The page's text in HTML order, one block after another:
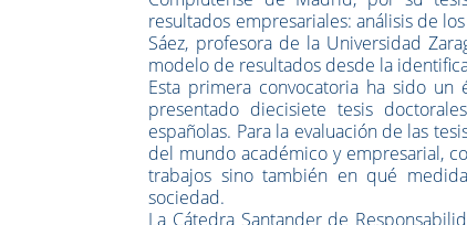
resultados empresariales: análisis de
Sáez, profesora de la Universidad
modelo de resultados desde la
Esta primera convocatoria ha sido
presentado diecisiete tesis
españolas. Para la evaluación de las
del mundo académico y empresarial,
trabajos sino también en qué
sociedad.
La Cátedra Santander de